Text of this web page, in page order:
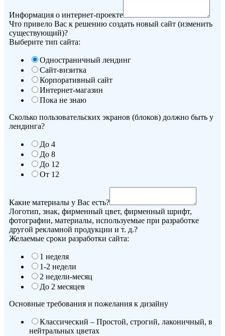
Информация о интернет-проекте
Что привело Вас к решению создать новый сайт (изменить
существующий)?
Выберите тип сайта:
Одностраничный лендинг
Сайт-визитка
Корпоративный сайт
Интернет-магазин
Пока не знаю
Сколько пользовательских экранов (блоков) должно быть у
лендинга?
До 4
До 8
До 12
От 12
Какие материалы у Вас есть?
Логотип, знак, фирменный цвет, фирменный шрифт,
фотографии, материалы, используемые при разработке
другой рекламной продукции и т. д.?
Желаемые сроки разработки сайта:
1 неделя
1-2 недели
2 недели-месяц
До 2 месяцев
Основные требования и пожелания к дизайну
Классический – Простой, строгий, лаконичный, в
нейтральных цветах